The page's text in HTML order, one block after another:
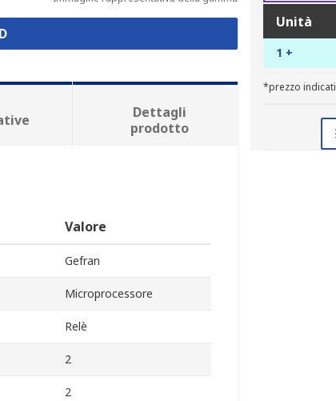
Unità
1 +
*prezzo
Dettagli
prodotto
Valore
Gefran
Microprocessore
Relè
2
2